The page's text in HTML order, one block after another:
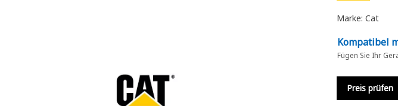
Marke: Cat
Kompatibel
Fügen Sie Ihr
Preis prüfen